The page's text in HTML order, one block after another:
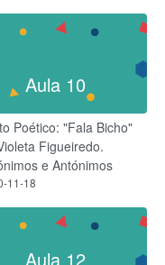
Aula 10
Poético: "Fala Bicho"
Figueiredo.
e Antónimos
11-18
Aula 12